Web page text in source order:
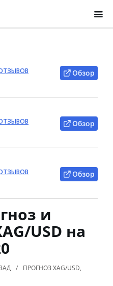
Обзор
Обзор
Обзор
и
USD на
ПРОГНОЗ XAG/USD,